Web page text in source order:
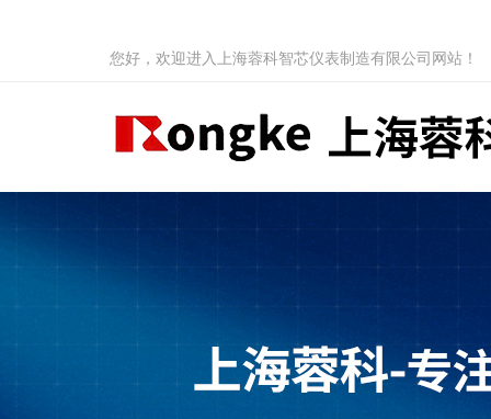
您好，欢迎进入上海蓉科智芯仪表制造有限公司网站！